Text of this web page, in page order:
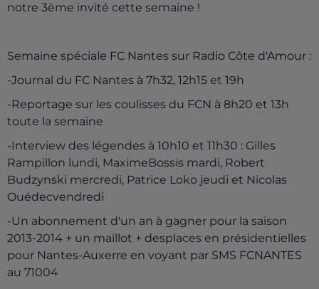
notre 3ème invité cette semaine !
Semaine spéciale FC Nantes sur Radio Côte d'Amour :
-Journal du FC Nantes à 7h32, 12h15 et 19h
-Reportage sur les coulisses du FCN à 8h20 et 13h
toute la semaine
-Interview des légendes à 10h10 et 11h30 : Gilles
Rampillon lundi, MaximeBossis mardi, Robert
Budzynski mercredi, Patrice Loko jeudi et Nicolas
Ouédecvendredi
-Un abonnement d'un an à gagner pour la saison
2013-2014 + un maillot + desplaces en présidentielles
pour Nantes-Auxerre en voyant par SMS FCNANTES
au 71004